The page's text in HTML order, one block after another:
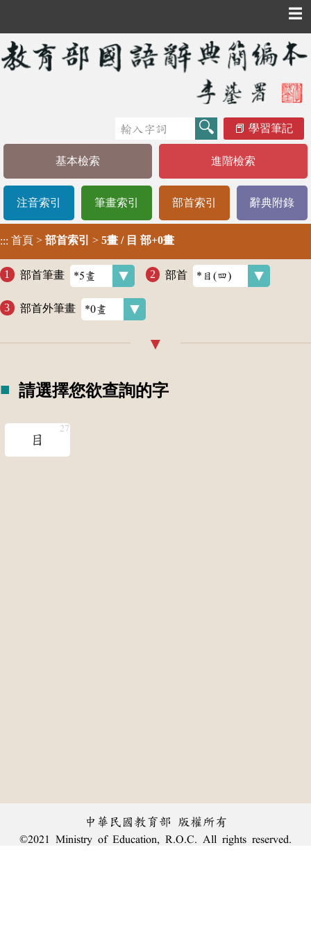
☰
學習筆記
基本檢索 進階檢索
注音索引 筆畫索引 部首索引 辭典附錄
::: 首頁 > 部首索引 > 5畫 / 目 部+0畫
部首筆畫 部首
部首外筆畫
請選擇您欲查詢的字
目
中華民國教育部 版權所有
©2021 Ministry of Education, R.O.C. All rights reserved.